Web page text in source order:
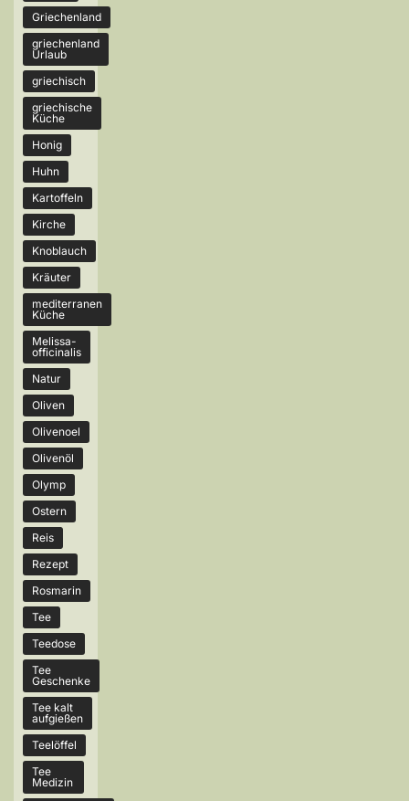
Griechenland
griechenland
Urlaub
griechisch
griechische
Küche
Honig
Huhn
Kartoffeln
Kirche
Knoblauch
Kräuter
mediterranen
Küche
Melissa-
officinalis
Natur
Oliven
Olivenoel
Olivenöl
Olymp
Ostern
Reis
Rezept
Rosmarin
Tee
Teedose
Tee
Geschenke
Tee kalt
aufgießen
Teelöffel
Tee
Medizin